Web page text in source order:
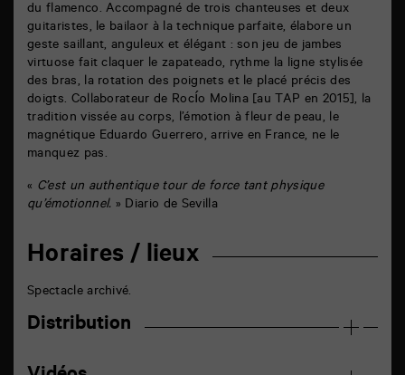
du flamenco. Accompagné de trois chanteuses et deux
guitaristes, le bailaor à la technique parfaite, élabore un
geste saillant, anguleux et élégant : son jeu de jambes
virtuose fait claquer le zapateado, rythme la ligne stylisée
des bras, la rotation des poignets et le placé précis des
doigts. Collaborateur de Rocío Molina [au TAP en 2015], la
tradition vissée au corps, l’émotion à fleur de peau, le
magnétique Eduardo Guerrero, arrive en France, ne le
manquez pas.
« C’est un authentique tour de force tant physique
qu’émotionnel. » Diario de Sevilla
Horaires / lieux
Spectacle archivé.
Distribution